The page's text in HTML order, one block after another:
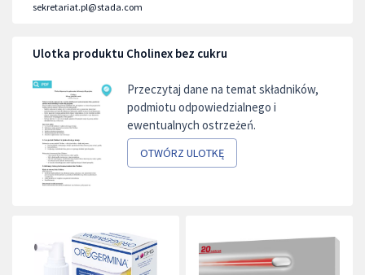
sekretariat.pl@stada.com
Ulotka produktu Cholinex bez cukru
Przeczytaj dane na temat składników,
podmiotu odpowiedzialnego i
ewentualnych ostrzeżeń.
OTWÓRZ ULOTKĘ